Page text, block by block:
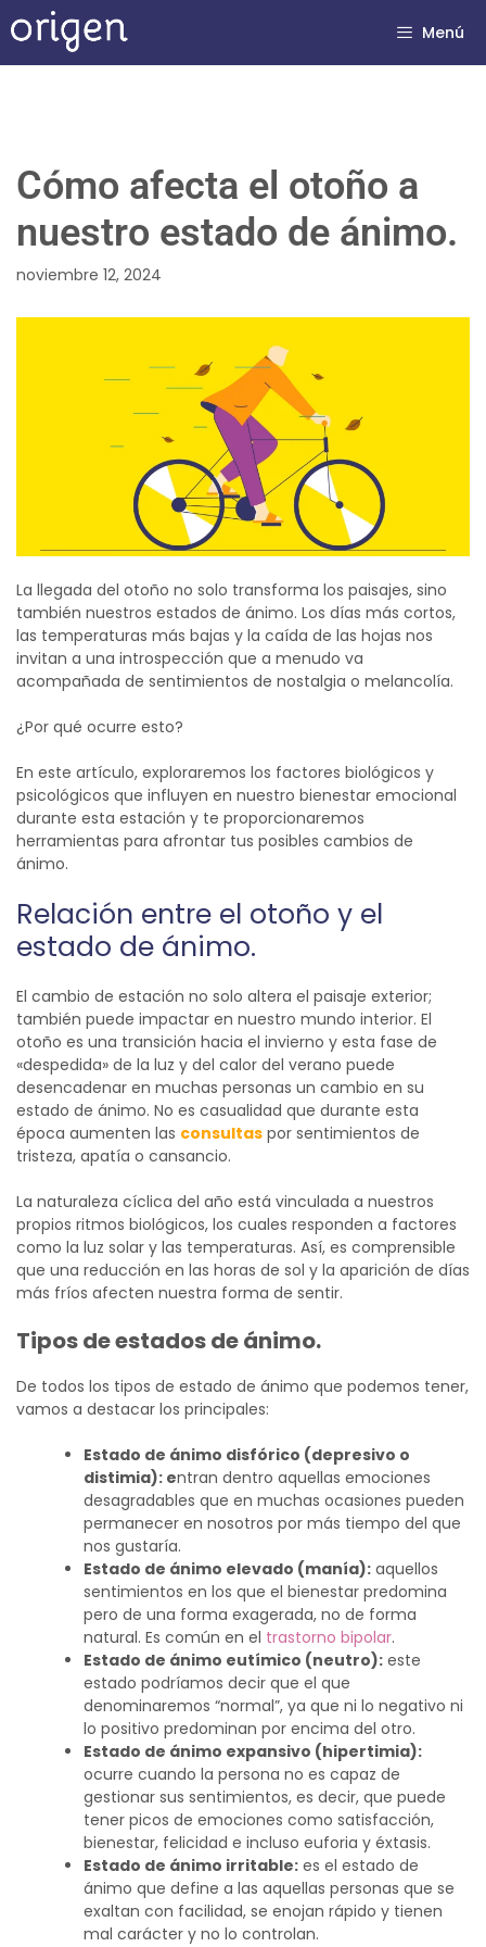
Menú
Cómo afecta el otoño a
nuestro estado de ánimo.
noviembre 12, 2024
La llegada del otoño no solo transforma los paisajes, sino
también nuestros estados de ánimo. Los días más cortos,
las temperaturas más bajas y la caída de las hojas nos
invitan a una introspección que a menudo va
acompañada de sentimientos de nostalgia o melancolía.
¿Por qué ocurre esto?
En este artículo, exploraremos los factores biológicos y
psicológicos que influyen en nuestro bienestar emocional
durante esta estación y te proporcionaremos
herramientas para afrontar tus posibles cambios de
ánimo.
Relación entre el otoño y el
estado de ánimo.
El cambio de estación no solo altera el paisaje exterior;
también puede impactar en nuestro mundo interior. El
otoño es una transición hacia el invierno y esta fase de
«despedida» de la luz y del calor del verano puede
desencadenar en muchas personas un cambio en su
estado de ánimo. No es casualidad que durante esta
época aumenten las consultas por sentimientos de
tristeza, apatía o cansancio.
La naturaleza cíclica del año está vinculada a nuestros
propios ritmos biológicos, los cuales responden a factores
como la luz solar y las temperaturas. Así, es comprensible
que una reducción en las horas de sol y la aparición de días
más fríos afecten nuestra forma de sentir.
Tipos de estados de ánimo.
De todos los tipos de estado de ánimo que podemos tener,
vamos a destacar los principales:
Estado de ánimo disfórico (depresivo o
distimia): entran dentro aquellas emociones
desagradables que en muchas ocasiones pueden
permanecer en nosotros por más tiempo del que
nos gustaría.
Estado de ánimo elevado (manía): aquellos
sentimientos en los que el bienestar predomina
pero de una forma exagerada, no de forma
natural. Es común en el trastorno bipolar.
Estado de ánimo eutímico (neutro): este
estado podríamos decir que el que
denominaremos “normal”, ya que ni lo negativo ni
lo positivo predominan por encima del otro.
Estado de ánimo expansivo (hipertimia):
ocurre cuando la persona no es capaz de
gestionar sus sentimientos, es decir, que puede
tener picos de emociones como satisfacción,
bienestar, felicidad e incluso euforia y éxtasis.
Estado de ánimo irritable: es el estado de
ánimo que define a las aquellas personas que se
exaltan con facilidad, se enojan rápido y tienen
mal carácter y no lo controlan.